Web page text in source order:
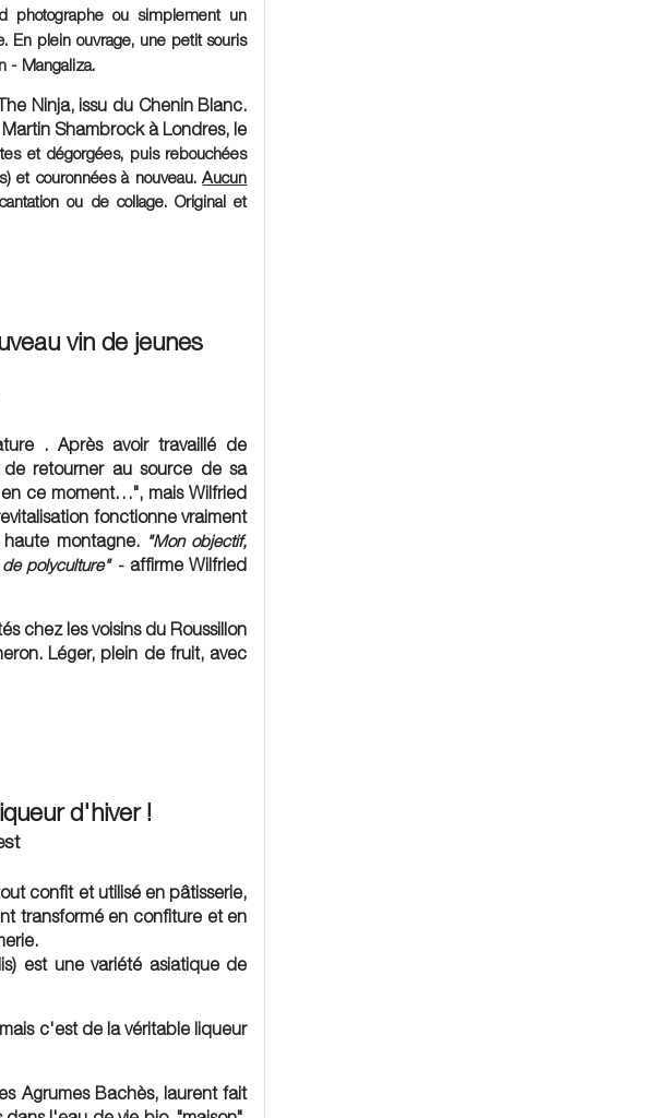
photographe ou simplement un
. En plein ouvrage, une petit souris
- Mangaliza.
Ninja, issu du Chenin Blanc.
Shambrock à Londres, le
et dégorgées, puis rebouchées
et couronnées à nouveau.Aucun
ou de collage. Original et
vin de jeunes
. Après avoir travaillé de
retourner au source de sa
ce moment…", mais Wilfried
fonctionne vraiment
montagne. "Mon objectif,
polyculture" - affirme Wilfried
chez les voisins du Roussillon
Léger, plein de fruit, avec
d'hiver !
confit et utilisé en pâtisserie,
transformé en confiture et en
est une variété asiatique de
c'est de la véritable liqueur
Agrumes Bachès, laurent fait